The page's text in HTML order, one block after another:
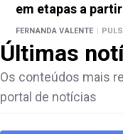
em etapas a
FERNANDA VALENTE |
Últimas
Os conteúdos mais
portal de notícias